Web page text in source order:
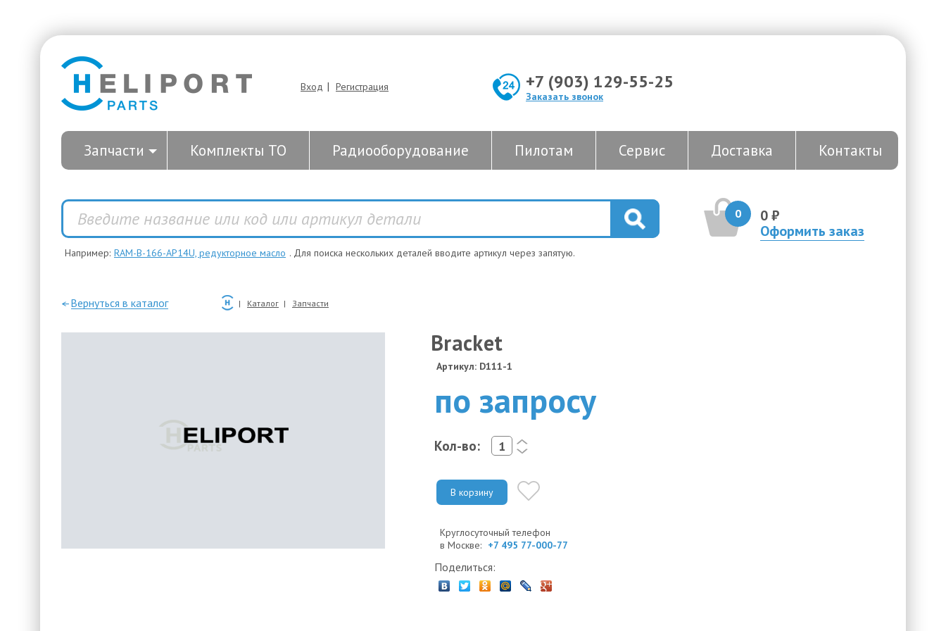
Вход | Регистрация +7 (903) 129-55-25
Заказать звонок
Запчасти Комплекты ТО Радиооборудование Пилотам Сервис Доставка Контакты
0
0 ₽
Оформить заказ
Например: RAM-B-166-AP14U, редукторное масло . Для поиска нескольких деталей вводите артикул через запятую.
—Вернуться в каталог Каталог Запчасти
Bracket
Артикул: D111-1
по запросу
Кол-во:
<
>
В корзину
Круглосуточный телефон
в Москве: +7 495 77-000-77
Поделиться: